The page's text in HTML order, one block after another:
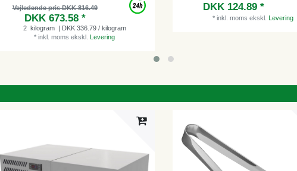
Vejledende pris DKK 816.49
DKK 673.58 *
2 kilogram
| DKK 336.79 / kilogram
* inkl. moms ekskl. Levering
DKK 124.89 *
* inkl. moms ekskl. Levering